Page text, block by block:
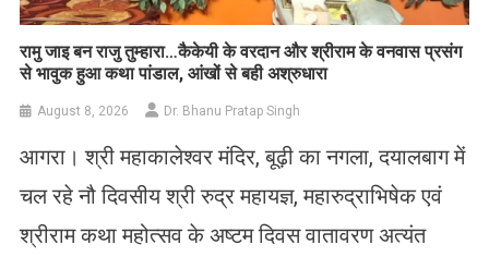
रामु जाइ बन राजु तुम्हारा…कैकेयी के वरदान और श्रीराम के वनवास प्रसंग
से भावुक हुआ कथा पांडाल, आंखों से बही अश्रुधारा
August 8, 2026 Dr. Bhanu Pratap Singh
आगरा। श्री महाकालेश्वर मंदिर, बूढ़ी का नगला, दयालबाग में
चल रहे नौ दिवसीय श्री रुद्र महायज्ञ, महारुद्राभिषेक एवं
श्रीराम कथा महोत्सव के अष्टम दिवस वातावरण अत्यंत